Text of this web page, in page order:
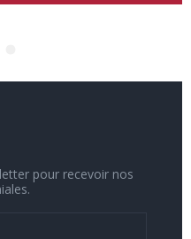
pour recevoir nos